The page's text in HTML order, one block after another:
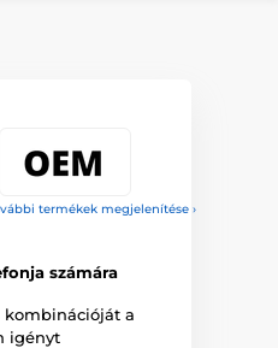
termékek megjelenítése ›
számára
kombinációját a
igényt